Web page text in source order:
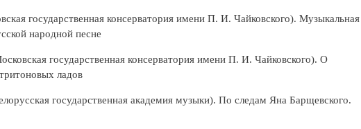
государственная консерватория имени П. И. Чайковского). Музыкальная
народной песне
государственная консерватория имени П. И. Чайковского). О
ладов
государственная академия музыки). По следам Яна Барщевского.